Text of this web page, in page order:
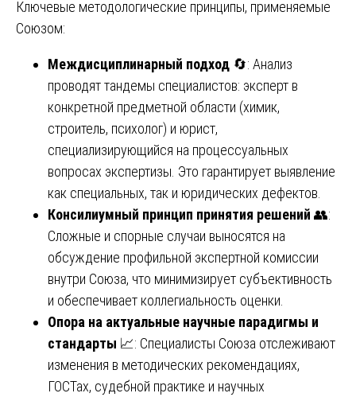
Ключевые методологические принципы, применяемые
Союзом:
Междисциплинарный подход 🔄: Анализ
проводят тандемы специалистов: эксперт в
конкретной предметной области (химик,
строитель, психолог) и юрист,
специализирующийся на процессуальных
вопросах экспертизы. Это гарантирует выявление
как специальных, так и юридических дефектов.
Консилиумный принцип принятия решений 👥:
Сложные и спорные случаи выносятся на
обсуждение профильной экспертной комиссии
внутри Союза, что минимизирует субъективность
и обеспечивает коллегиальность оценки.
Опора на актуальные научные парадигмы и
стандарты 📈: Специалисты Союза отслеживают
изменения в методических рекомендациях,
ГОСТах, судебной практике и научных